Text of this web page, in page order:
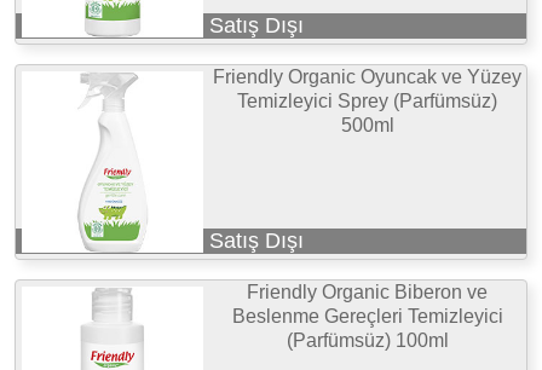
Satış Dışı
Friendly Organic Oyuncak ve Yüzey
Temizleyici Sprey (Parfümsüz)
500ml
Satış Dışı
Friendly Organic Biberon ve
Beslenme Gereçleri Temizleyici
(Parfümsüz) 100ml